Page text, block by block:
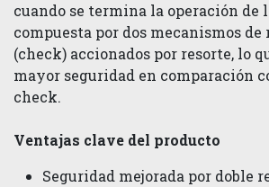
cuando se termina la operación de
compuesta por dos mecanismos
(check) accionados por resorte, lo
mayor seguridad en comparación
check.
Ventajas clave del producto
Seguridad mejorada por doble